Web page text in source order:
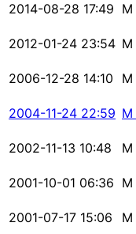
2014-08-28 17:49 M
2012-01-24 23:54 M
2006-12-28 14:10 M
2004-11-24 22:59 M
2002-11-13 10:48 M
2001-10-01 06:36 M
2001-07-17 15:06 M